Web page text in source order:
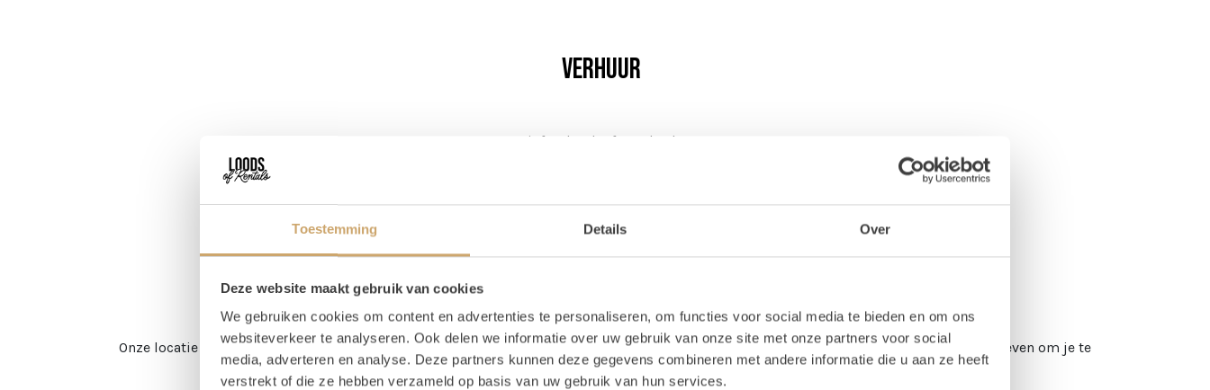
Toestemming Details Over
Deze website maakt gebruik van cookies
We gebruiken cookies om content en advertenties te personaliseren, om functies voor social media te bieden en om ons
websiteverkeer te analyseren. Ook delen we informatie over uw gebruik van onze site met onze partners voor social
media, adverteren en analyse. Deze partners kunnen deze gegevens combineren met andere informatie die u aan ze heeft
verstrekt of die ze hebben verzameld op basis van uw gebruik van hun services.
Verhuur
info@loodsofrentals.nl
Route naar Loods of Rentals
Onze locatie ligt dichtbij de snelweg, maar het laatste stukje kan soms wat lastig zijn. Daarom hebben we een routebeschrijving geschreven om je te
helpen. Deze beschrijving bekijk jehier